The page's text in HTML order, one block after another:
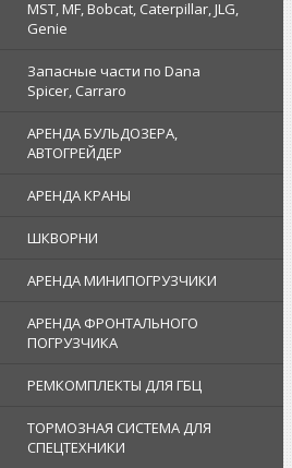
MST, MF, Bobcat, Caterpillar, JLG,
Genie
Запасные части по Dana
Spicer, Carraro
АРЕНДА БУЛЬДОЗЕРА,
АВТОГРЕЙДЕР
АРЕНДА КРАНЫ
ШКВОРНИ
АРЕНДА МИНИПОГРУЗЧИКИ
АРЕНДА ФРОНТАЛЬНОГО
ПОГРУЗЧИКА
РЕМКОМПЛЕКТЫ ДЛЯ ГБЦ
ТОРМОЗНАЯ СИСТЕМА ДЛЯ
СПЕЦТЕХНИКИ